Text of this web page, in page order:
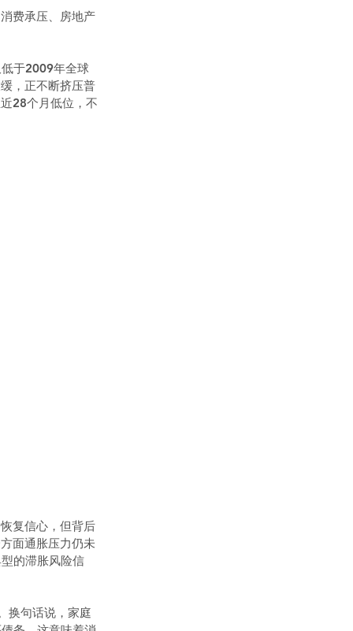
费承压、房地产
于2009年全球
，正不断挤压普
28个月低位，不
复信心，但背后
面通胀压力仍未
的滞胀风险信
换句话说，家庭